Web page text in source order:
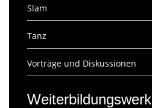
Slam
Tanz
Vorträge und Diskussionen
Weiterbildungswerk